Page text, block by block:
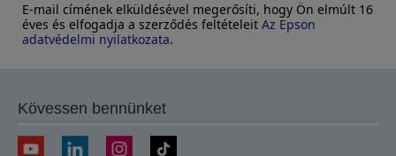
E-mail címének elküldésével megerősíti, hogy Ön elmúlt 16
éves és elfogadja a szerződés feltételeit Az Epson
adatvédelmi nyilatkozata.
Kövessen bennünket